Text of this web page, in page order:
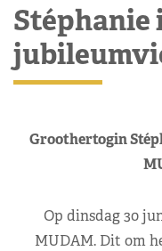
Groothertogin
Op dinsdag 30
MUDAM. Dit om